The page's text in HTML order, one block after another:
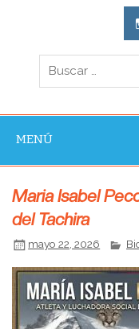
MENÚ
Maria Isabel
del Tachira
mayo 22, 2026